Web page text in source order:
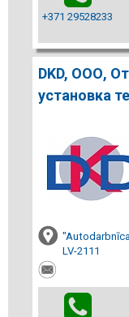
+371 29528233
DKD, ООО,
установка
LV-2111